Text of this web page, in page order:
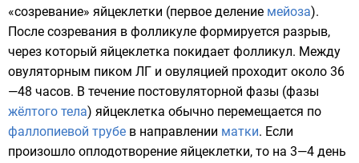
«созревание» яйцеклетки (первое деление мейоза).
После созревания в фолликуле формируется разрыв,
через который яйцеклетка покидает фолликул. Между
овуляторным пиком ЛГ и овуляцией проходит около 36
—48 часов. В течение постовуляторной фазы (фазы
жёлтого тела) яйцеклетка обычно перемещается по
фаллопиевой трубе в направлении матки. Если
произошло оплодотворение яйцеклетки, то на 3—4 день